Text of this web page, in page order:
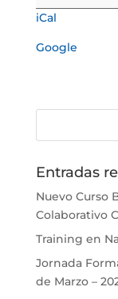
iCal
Google
Entradas
Nuevo Curso
Colaborativo
Training en
Jornada
de Marzo –